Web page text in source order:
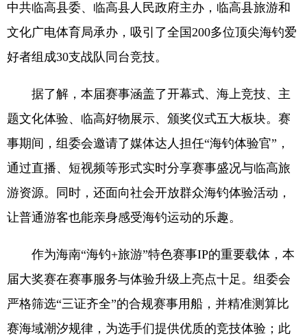
中共临高县委、临高县人民政府主办，临高县旅游和
文化广电体育局承办，吸引了全国200多位顶尖海钓爱
好者组成30支战队同台竞技。
据了解，本届赛事涵盖了开幕式、海上竞技、主
题文化体验、临高好物展示、颁奖仪式五大板块。赛
事期间，组委会邀请了媒体达人担任“海钓体验官”，
通过直播、短视频等形式实时分享赛事盛况与临高旅
游资源。同时，还面向社会开放群众海钓体验活动，
让普通游客也能亲身感受海钓运动的乐趣。
作为海南“海钓+旅游”特色赛事IP的重要载体，本
届大奖赛在赛事服务与体验升级上亮点十足。组委会
严格筛选“三证齐全”的合规赛事用船，并精准测算比
赛海域潮汐规律，为选手们提供优质的竞技体验；此